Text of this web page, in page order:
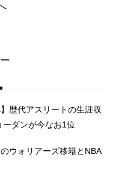
歴代アスリートの生涯収
ーダンが今なお1位
ウォリアーズ移籍とNBA